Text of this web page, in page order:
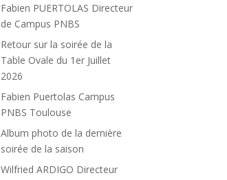
Fabien PUERTOLAS Directeur
de Campus PNBS
Retour sur la soirée de la
Table Ovale du 1er Juillet
2026
Fabien Puertolas Campus
PNBS Toulouse
Album photo de la dernière
soirée de la saison
Wilfried ARDIGO Directeur